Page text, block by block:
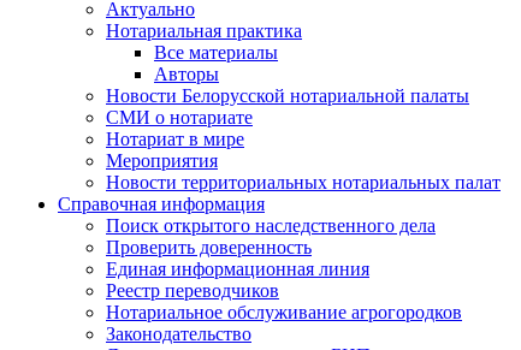
Актуально
Нотариальная практика
Все материалы
Авторы
Новости Белорусской нотариальной палаты
СМИ о нотариате
Нотариат в мире
Мероприятия
Новости территориальных нотариальных палат
Справочная информация
Поиск открытого наследственного дела
Проверить доверенность
Единая информационная линия
Реестр переводчиков
Нотариальное обслуживание агрогородков
Законодательство